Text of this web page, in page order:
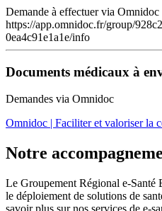
Demande à effectuer via Omnidoc
https://app.omnidoc.fr/group/
0ea4c91e1a1e/info
Documents médicaux à
Demandes via Omnidoc
Omnidoc | Faciliter et valoriser la
Notre
Le Groupement Régional e-Santé
le déploiement de solutions de